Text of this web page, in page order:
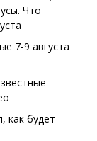
Что
7-9 августа
как будет